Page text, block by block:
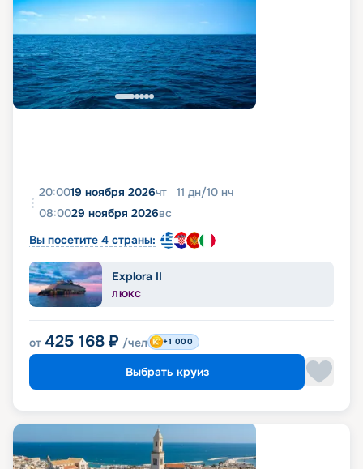
20:0019 ноября 2026чт 11 дн/10 нч
08:0029 ноября 2026вс
Вы посетите 4 страны:
Explora II
ЛЮКС
от 425 168 ₽ /чел +1 000
Выбрать круиз